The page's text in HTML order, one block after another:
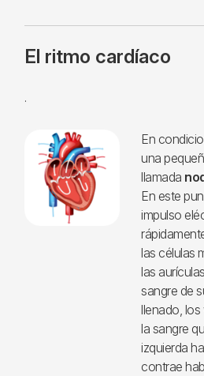
El ritmo cardíaco
.
En
una
llamada
En este
impulso
las células
las
sangre de
llenado,
la sangre
izquierda
contrae